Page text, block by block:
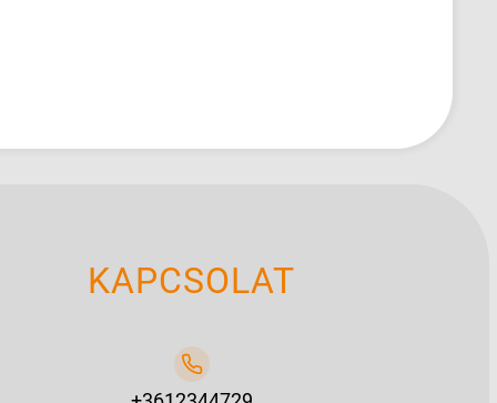
KAPCSOLAT